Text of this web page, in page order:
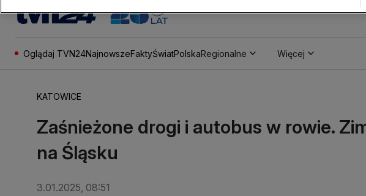
Oglądaj TVN24NajnowszeFaktyŚwiatPolskaRegionalne Więcej
KATOWICE
Zaśnieżone drogi i autobus w rowie.
na Śląsku
3.01.2025, 08:51